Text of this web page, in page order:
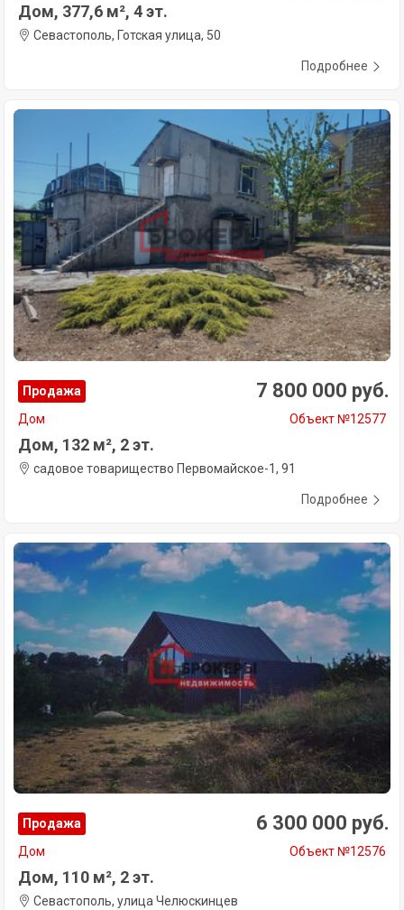
Дом, 377,6 м², 4 эт.
Севастополь, Готская улица, 50
Подробнее
Продажа 7 800 000 руб.
Дом Объект №12577
Дом, 132 м², 2 эт.
садовое товарищество Первомайское-1, 91
Подробнее
Продажа 6 300 000 руб.
Дом Объект №12576
Дом, 110 м², 2 эт.
Севастополь, улица Челюскинцев